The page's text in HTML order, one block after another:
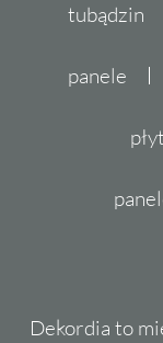
tubądzin
panele
Dekordia to